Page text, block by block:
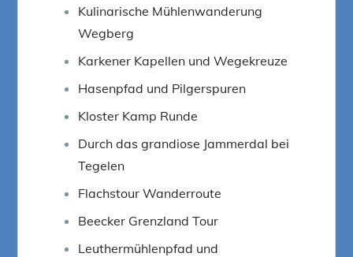
Kulinarische Mühlenwanderung
Wegberg
Karkener Kapellen und Wegekreuze
Hasenpfad und Pilgerspuren
Kloster Kamp Runde
Durch das grandiose Jammerdal bei
Tegelen
Flachstour Wanderroute
Beecker Grenzland Tour
Leuthermühlenpfad und